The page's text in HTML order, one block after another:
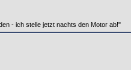
- ich stelle jetzt nachts den Motor ab!"